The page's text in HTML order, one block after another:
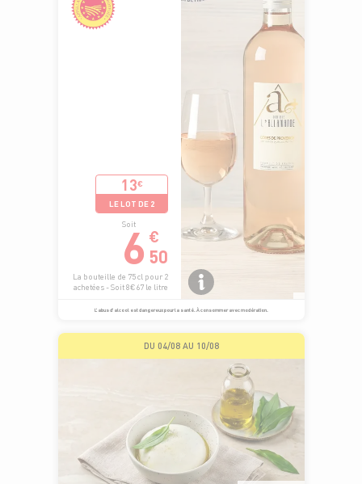
13€
LE LOT DE 2
Soit
6 €
50
La bouteille de 75 cl pour 2
achetées - Soit 8€67 le litre
L’abus d’alcool est dangereux pour la santé. À consommer avec modération.
DU 04/08 AU 10/08